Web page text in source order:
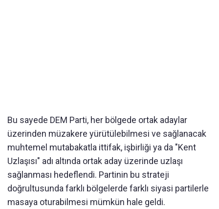
Bu sayede DEM Parti, her bölgede ortak adaylar
üzerinden müzakere yürütülebilmesi ve sağlanacak
muhtemel mutabakatla ittifak, işbirliği ya da "Kent
Uzlaşısı" adı altında ortak aday üzerinde uzlaşı
sağlanması hedeflendi. Partinin bu strateji
doğrultusunda farklı bölgelerde farklı siyasi partilerle
masaya oturabilmesi mümkün hale geldi.